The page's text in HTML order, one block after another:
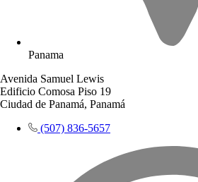
Panama
Avenida Samuel Lewis
Edificio Comosa Piso 19
Ciudad de Panamá, Panamá
(507) 836-5657​